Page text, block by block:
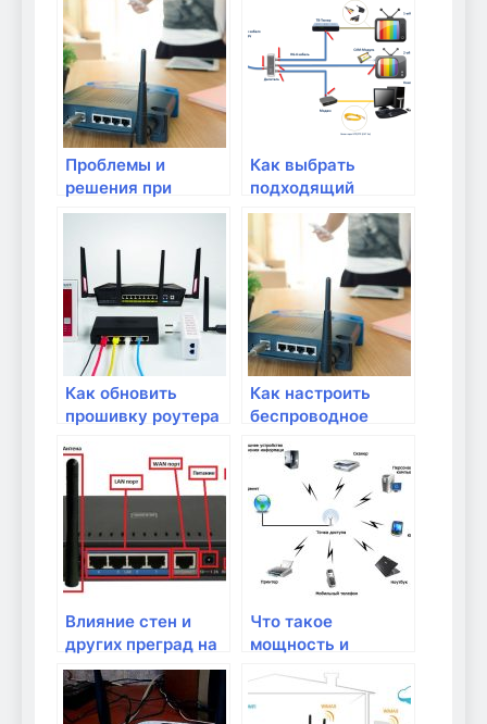
Проблемы и
решения при
установке и
сети в доме
Как выбрать
подходящий
роутер для
домашней Wi-Fi
сети
Как обновить
прошивку роутера
работы?
Как настроить
беспроводное
домашней сети?
Влияние стен и
других преград на
качество Wi-Fi
сигнала
Что такое
мощность и
Wi-Fi и как их
усилить